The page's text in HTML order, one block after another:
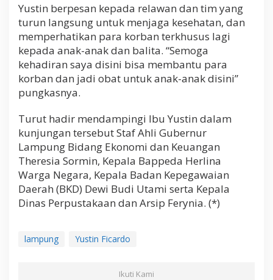
Yustin berpesan kepada relawan dan tim yang
turun langsung untuk menjaga kesehatan, dan
memperhatikan para korban terkhusus lagi
kepada anak-anak dan balita. “Semoga
kehadiran saya disini bisa membantu para
korban dan jadi obat untuk anak-anak disini”
pungkasnya.
Turut hadir mendampingi Ibu Yustin dalam
kunjungan tersebut Staf Ahli Gubernur
Lampung Bidang Ekonomi dan Keuangan
Theresia Sormin, Kepala Bappeda Herlina
Warga Negara, Kepala Badan Kepegawaian
Daerah (BKD) Dewi Budi Utami serta Kepala
Dinas Perpustakaan dan Arsip Ferynia. (*)
lampung Yustin Ficardo
Ikuti Kami